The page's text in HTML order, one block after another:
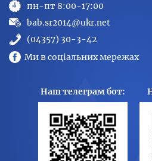
пн-пт 8:00-17:00
bab.sr2014@ukr.net
(04357) 30-3-42
Ми в соціальних мережах
Наш телеграм бот: